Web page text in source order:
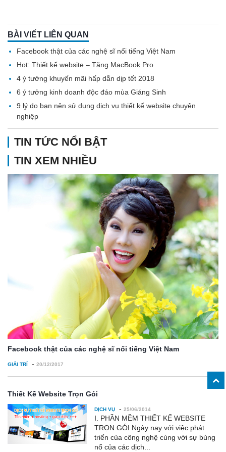
BÀI VIẾT LIÊN QUAN
Facebook thật của các nghệ sĩ nổi tiếng Việt Nam
Hot: Thiết kế website – Tặng MacBook Pro
4 ý tưởng khuyến mãi hấp dẫn dịp tết 2018
6 ý tưởng kinh doanh độc đáo mùa Giáng Sinh
9 lý do bạn nên sử dụng dịch vụ thiết kế website chuyên
nghiệp
TIN TỨC NỔI BẬT
TIN XEM NHIỀU
Facebook thật của các nghệ sĩ nổi tiếng Việt Nam
GIẢI TRÍ - 20/12/2017
Thiết Kế Website Trọn Gói
DỊCH VỤ - 25/06/2014
I. PHẦN MỀM THIẾT KẾ WEBSITE
TRỌN GÓI Ngày nay với việc phát
triển của công nghệ cùng với sự bùng
nổ của các dịch...